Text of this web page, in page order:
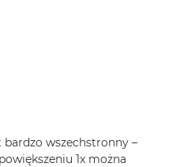
wszechstronny –
1x można